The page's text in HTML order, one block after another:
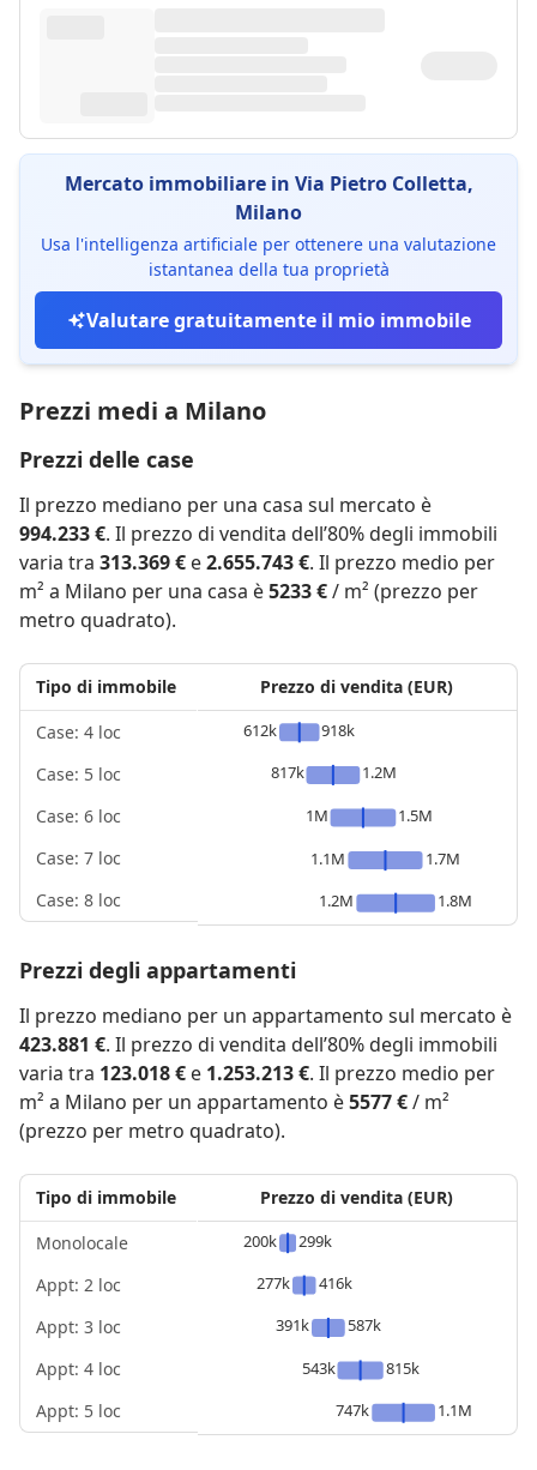
Mercato immobiliare in Via Pietro Colletta,
Milano
Usa l'intelligenza artificiale per ottenere una valutazione
istantanea della tua proprietà
Valutare gratuitamente il mio immobile
Prezzi medi a Milano
Prezzi delle case
Il prezzo mediano per una casa sul mercato è
994.233 €. Il prezzo di vendita dell’80% degli immobili
varia tra 313.369 € e2.655.743 €. Il prezzo medio per
m² a Milano per una casa è5233 €/ m² (prezzo per
metro quadrato).
Tipo di immobile
Case: 4 loc
Case: 5 loc
Case: 6 loc
Case: 7 loc
Case: 8 loc
Prezzo di vendita (EUR)
612k
918k
817k
1.2M
1M
1.5M
1.1M
1.7M
1.2M
1.8M
Prezzi degli appartamenti
Il prezzo mediano per un appartamento sul mercato è
423.881 €. Il prezzo di vendita dell’80% degli immobili
varia tra 123.018 € e 1.253.213 €. Il prezzo medio per
m² a Milano per un appartamento è5577 €/ m²
(prezzo per metro quadrato).
Tipo di immobile
Monolocale
Appt: 2 loc
Appt: 3 loc
Appt: 4 loc
Appt: 5 loc
Prezzo di vendita (EUR)
200k
299k
277k
416k
391k
587k
543k
815k
747k
1.1M